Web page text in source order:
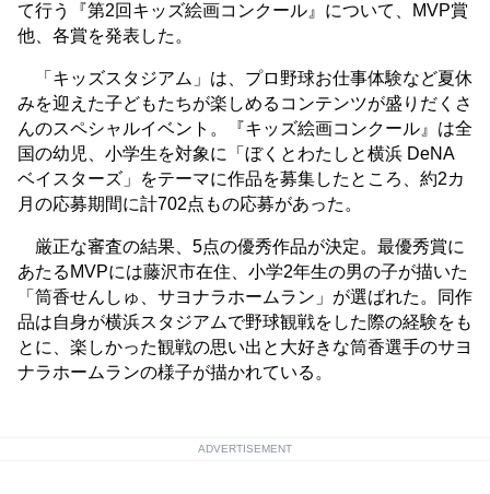
て行う『第2回キッズ絵画コンクール』について、MVP賞
他、各賞を発表した。
「キッズスタジアム」は、プロ野球お仕事体験など夏休
みを迎えた子どもたちが楽しめるコンテンツが盛りだくさ
んのスペシャルイベント。『キッズ絵画コンクール』は全
国の幼児、小学生を対象に「ぼくとわたしと横浜 DeNA
ベイスターズ」をテーマに作品を募集したところ、約2カ
月の応募期間に計702点もの応募があった。
厳正な審査の結果、5点の優秀作品が決定。最優秀賞に
あたるMVPには藤沢市在住、小学2年生の男の子が描いた
「筒香せんしゅ、サヨナラホームラン」が選ばれた。同作
品は自身が横浜スタジアムで野球観戦をした際の経験をも
とに、楽しかった観戦の思い出と大好きな筒香選手のサヨ
ナラホームランの様子が描かれている。
ADVERTISEMENT